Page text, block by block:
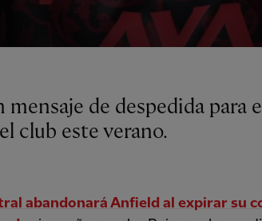
club este verano.
abandonará Anfield al expirar su